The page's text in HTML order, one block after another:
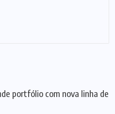
portfólio com nova linha de